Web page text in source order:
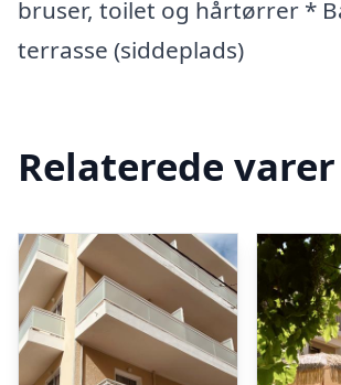
bruser, toilet og hårtørrer *
terrasse (siddeplads)
Relaterede varer